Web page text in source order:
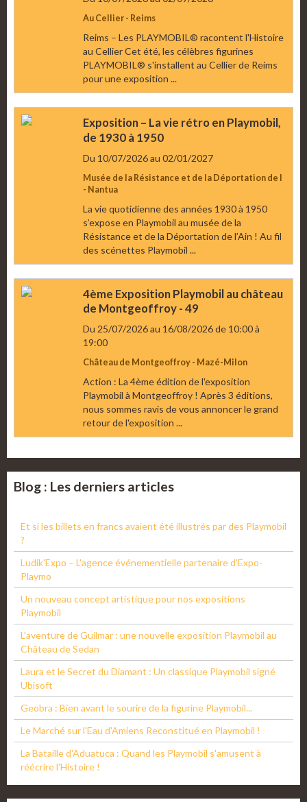
Au Cellier - Reims
Reims – Les PLAYMOBIL® racontent l'Histoire
au Cellier Cet été, les célèbres figurines
PLAYMOBIL® s'installent au Cellier de Reims
pour une exposition ...
Exposition – La vie rétro en Playmobil,
de 1930 à 1950
Du 10/07/2026au 02/01/2027
Musée de la Résistance et de la Déportation de l
- Nantua
La vie quotidienne des années 1930 à 1950
s’expose en Playmobil au musée de la
Résistance et de la Déportation de l’Ain ! Au fil
des scénettes Playmobil ...
4ème Exposition Playmobil au château
de Montgeoffroy - 49
Du 25/07/2026au 16/08/2026de 10:00à
19:00
Château de Montgeoffroy - Mazé-Milon
Action : La 4ème édition de l'exposition
Playmobil à Montgeoffroy ! Après 3 éditions,
nous sommes ravis de vous annoncer le grand
retour de l'exposition ...
Blog : Les derniers articles
Et si les billets en francs avaient été illustrés par des Playmobil
?
Ludik'Expo – L'agence événementielle partenaire d'Expo-
Playmo
Un nouveau concept artistique pour nos expositions
Playmobil
L'aventure de Guilmar : une nouvelle exposition Playmobil au
Château de Sedan
Laura et le Secret du Diamant : Un classique Playmobil signé
Ubisoft
Geobra : Bien avant le sourire de la figurine Playmobil...
Le Marché sur l'Eau d'Amiens Reconstitué en Playmobil !
La Bataille d'Aduatuca : Quand les Playmobil s'amusent à
réécrire l'Histoire !